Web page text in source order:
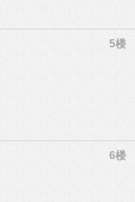
5楼
6楼